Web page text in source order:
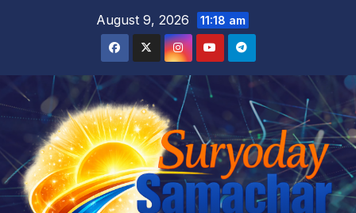
August 9, 2026 11:18 am